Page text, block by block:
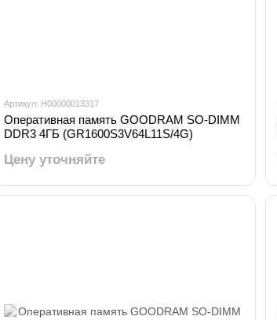
Артикул: H00000013317
Оперативная память GOODRAM SO-DIMM
DDR3 4ГБ (GR1600S3V64L11S/4G)
Цену уточняйте